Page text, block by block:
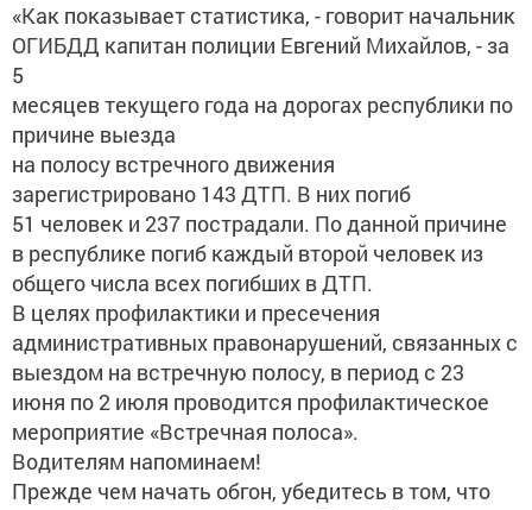
«Как показывает статистика, - говорит начальник
ОГИБДД капитан полиции Евгений Михайлов, - за
5
месяцев текущего года на дорогах республики по
причине выезда
на полосу встречного движения
зарегистрировано 143 ДТП. В них погиб
51 человек и 237 пострадали. По данной причине
в республике погиб каждый второй человек из
общего числа всех погибших в ДТП.
В целях профилактики и пресечения
административных правонарушений, связанных с
выездом на встречную полосу, в период с 23
июня по 2 июля проводится профилактическое
мероприятие «Встречная полоса».
Водителям напоминаем!
Прежде чем начать обгон, убедитесь в том, что